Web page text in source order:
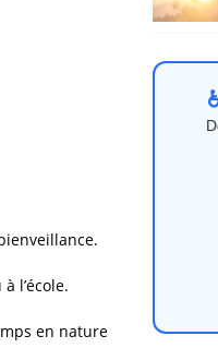
l’école.
en nature